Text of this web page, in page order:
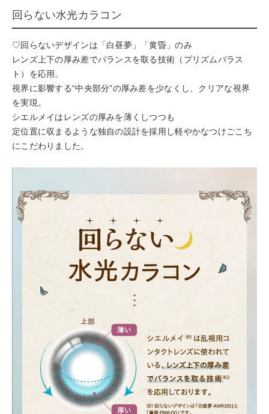
回らない水光カラコン
♡回らないデザインは「白昼夢」「黄昏」のみ
レンズ上下の厚み差でバランスを取る技術（プリズムバラス
ト）を応用。
視界に影響する“中央部分”の厚み差を少なくし、クリアな視界
を実現。
シエルメイはレンズの厚みを薄くしつつも
定位置に収まるような独自の設計を採用し軽やかなつけごこち
にこだわりました。